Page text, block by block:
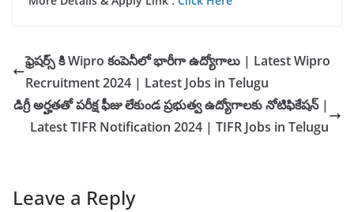
ఫ్రెషర్స్ కి Wipro కంపెనీలో భారీగా ఉద్యోగాలు | Latest Wipro
Recruitment 2024 | Latest Jobs in Telugu
డిగ్రీ అర్హతతో పరీక్ష ఫీజు లేకుండ ప్రభుత్వ ఉద్యోగాలకు నోటిఫికేషన్ |
Latest TIFR Notification 2024 | TIFR Jobs in Telugu
Leave a Reply